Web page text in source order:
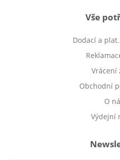
Vše
Dodací a
Vrácení
Obchodní
O
Výdejní